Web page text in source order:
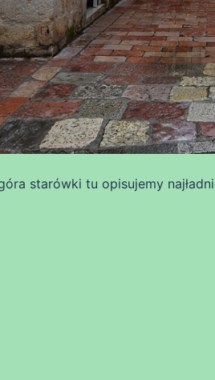
starówki tu opisujemy